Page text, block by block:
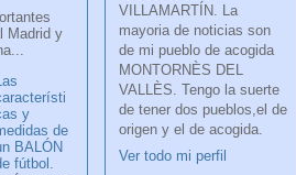
Madrid y
Las
y
de
BALÓN
fútbol.
VILLAMARTÍN. La
mayoria de noticias son
de mi pueblo de acogida
MONTORNÈS DEL
VALLÈS. Tengo la suerte
de tener dos pueblos,el de
origen y el de acogida.
Ver todo mi perfil